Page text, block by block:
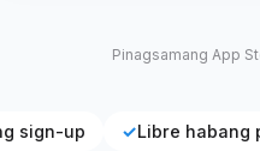
Pinagsamang App
sign-up ✓Libre habang